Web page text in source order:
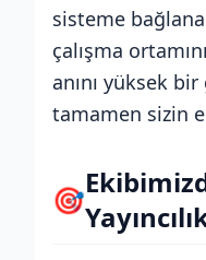
sisteme
çalışma
anını yüksek
tamamen sizin
🎯